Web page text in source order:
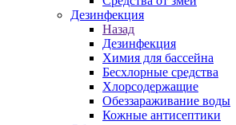
Дезинфекция
Назад
Дезинфекция
Химия для бассейна
Бесхлорные средства
Хлорсодержащие
Обеззараживание воды
Кожные антисептики